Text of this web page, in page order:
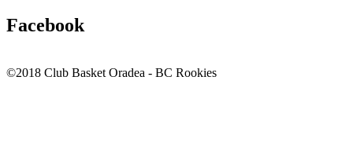
Facebook
©2018 Club Basket Oradea - BC Rookies